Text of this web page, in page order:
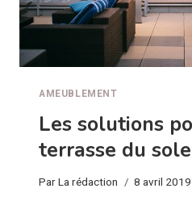
AMEUBLEMENT
Les solutions
terrasse du
ParLa rédaction 8 avril 2019